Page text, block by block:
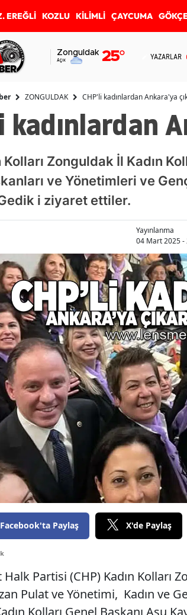
EREĞLİ KOZLU KİLİMLİ ÇAYCUMA
Zonguldak
Açık 25° YAZARLAR
ZONGULDAK CHP'li kadınlardan Ankara'ya
kadınlardan
Kolları Zonguldak İl Kadın
ve Yönetimleri ve
i ziyaret ettiler.
Yayınlanma
04 Mart 2025 -
Facebook'ta Paylaş X'de Paylaş
Partisi (CHP) Kadın Kolları
Pulat ve Yönetimi, Kadın ve
Kolları Genel Başkanı Asu